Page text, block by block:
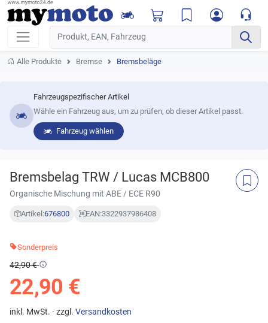
Alle Produkte Bremse Bremsbeläge
Fahrzeugspezifischer Artikel
Wähle ein Fahrzeug aus, um zu prüfen, ob dieser Artikel passt.
Fahrzeug wählen
Bremsbelag TRW / Lucas MCB800
Organische Mischung mit ABE / ECE R90
Artikel:676800 EAN:3322937986408
Sonderpreis
42,90 €
22,90 €
inkl. MwSt. · zzgl. Versandkosten